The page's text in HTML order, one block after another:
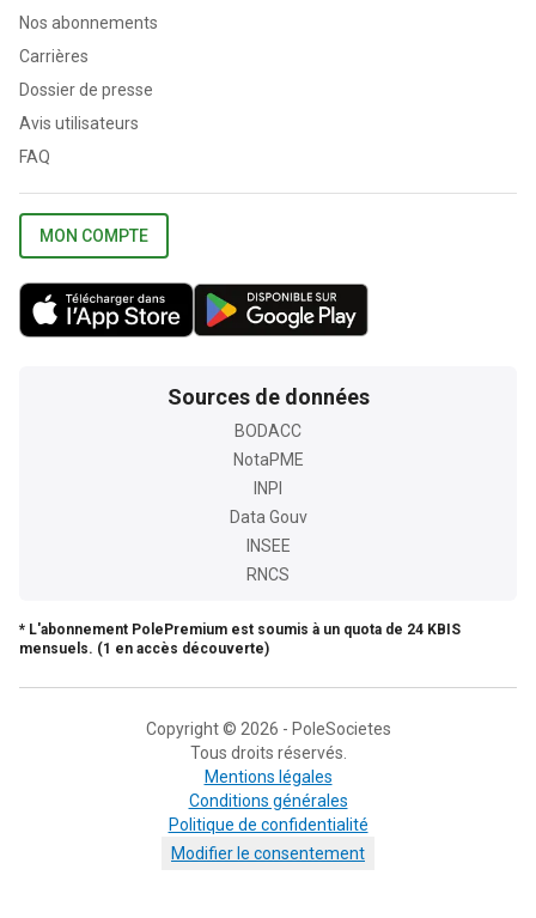
Nos abonnements
Carrières
Dossier de presse
Avis utilisateurs
FAQ
MON COMPTE
Sources de données
BODACC
NotaPME
INPI
Data Gouv
INSEE
RNCS
* L'abonnement PolePremium est soumis à un quota de 24 KBIS
mensuels. (1 en accès découverte)
Copyright © 2026 - PoleSocietes
Tous droits réservés.
Mentions légales
Conditions générales
Politique de confidentialité
Modifier le consentement